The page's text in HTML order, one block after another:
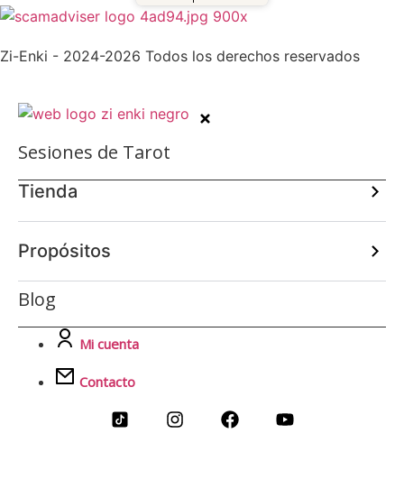
Zi-Enki - 2024-2026 Todos los derechos reservados
Sesiones de Tarot
Tienda
Propósitos
Blog
Mi cuenta
Contacto